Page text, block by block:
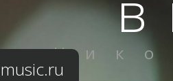
music.ru